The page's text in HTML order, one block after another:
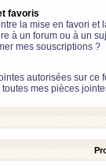
favoris
la mise en favori et
à un forum ou à un
mes souscriptions ?
autorisées sur ce
mes pièces